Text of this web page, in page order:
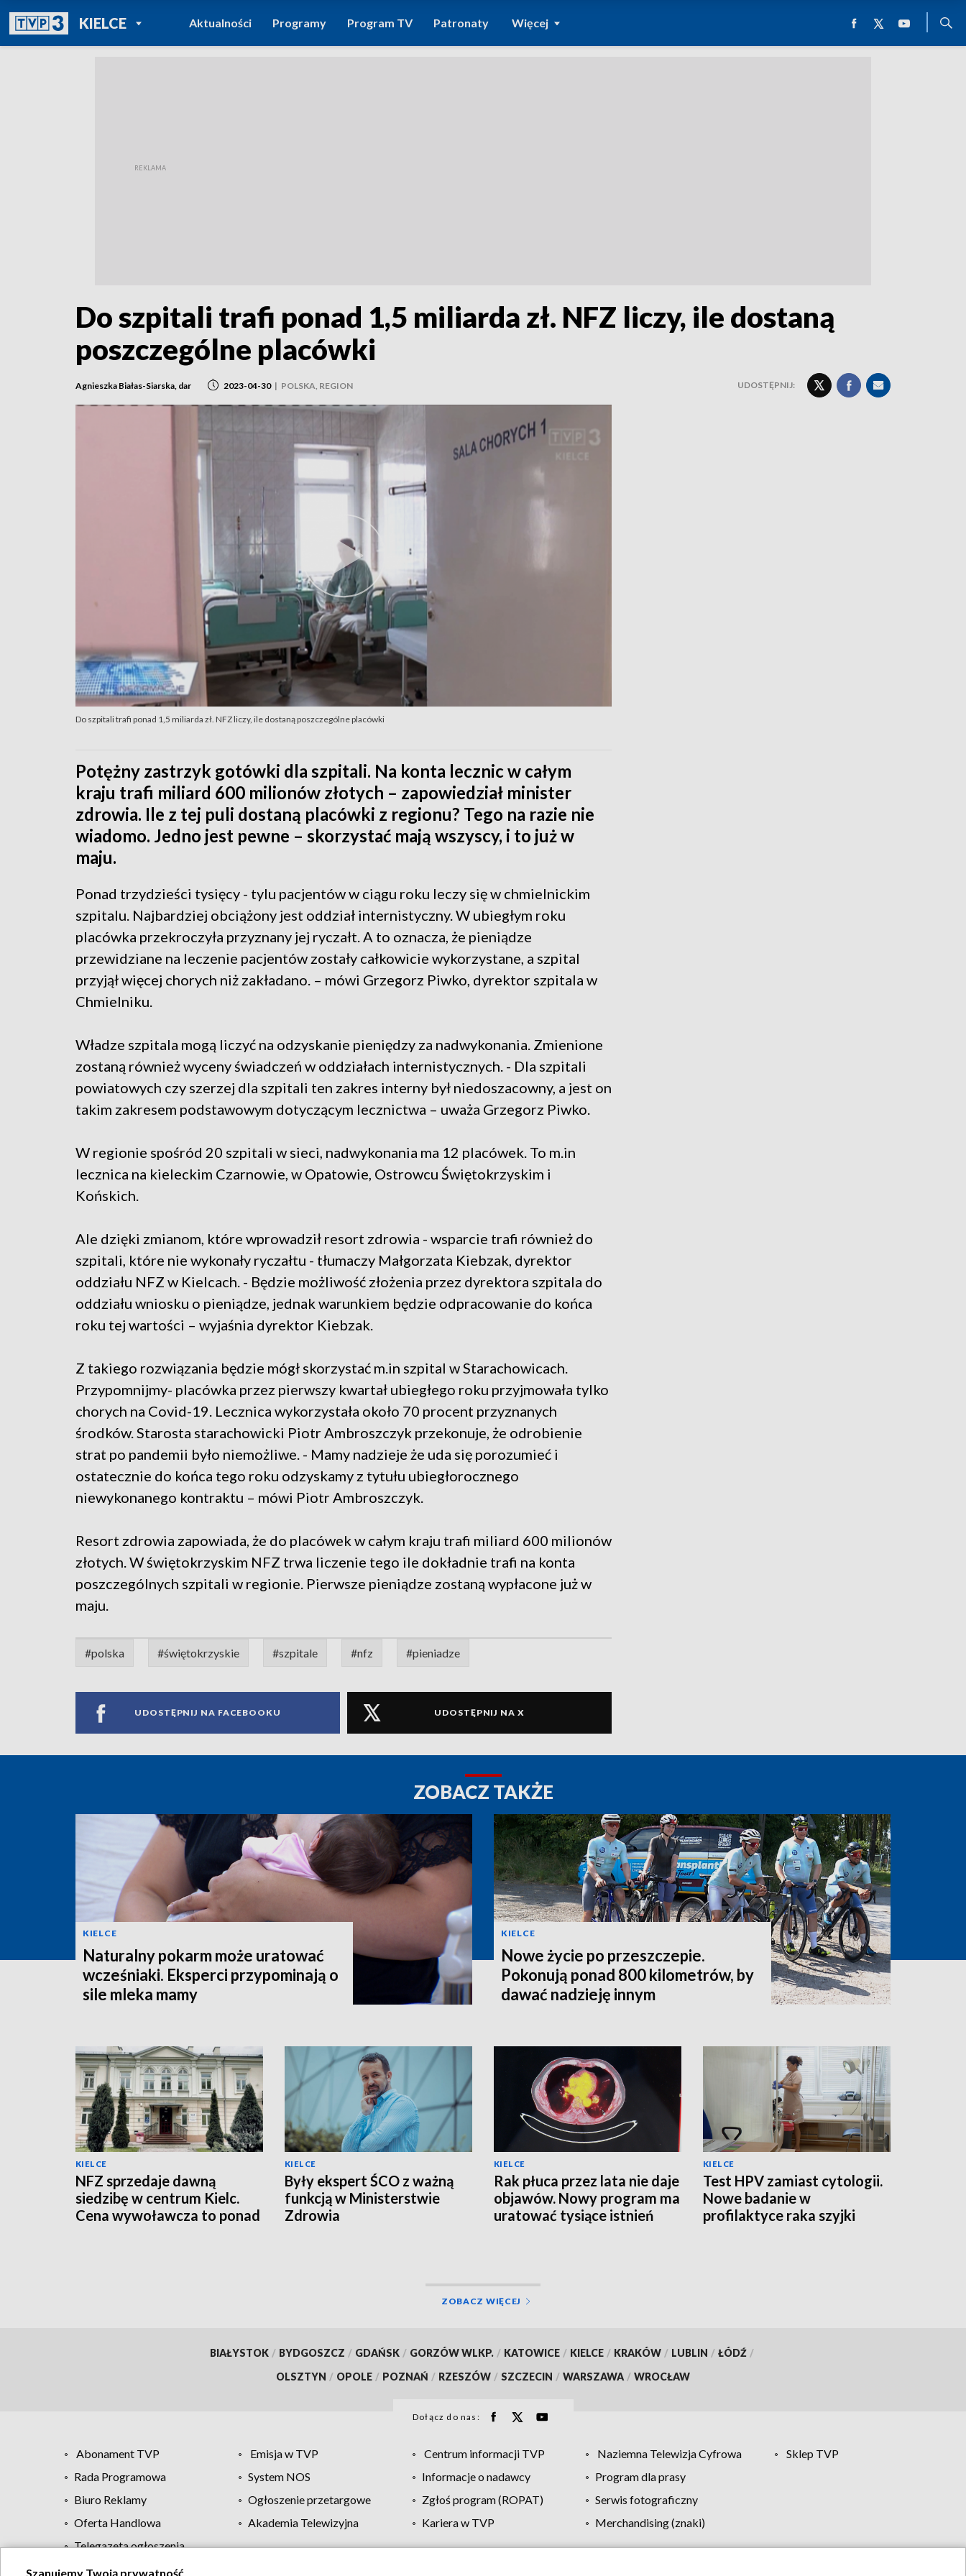
KIELCEPOWRÓT DO
TVP REGIONY
Aktualności Programy Program TV Patronaty Więcej
Do szpitali trafi ponad 1,5 miliarda zł. NFZ liczy, ile dostaną
poszczególne placówki
Agnieszka Białas-Siarska, dar 2023-04-30 | POLSKA, REGION UDOSTĘPNIJ:
Do szpitali trafi ponad 1,5 miliarda zł. NFZ liczy, ile dostaną poszczególne placówki
Potężny zastrzyk gotówki dla szpitali. Na konta lecznic w całym
kraju trafi miliard 600 milionów złotych – zapowiedział minister
zdrowia. Ile z tej puli dostaną placówki z regionu? Tego na razie nie
wiadomo. Jedno jest pewne – skorzystać mają wszyscy, i to już w
maju.
Ponad trzydzieści tysięcy - tylu pacjentów w ciągu roku leczy się w chmielnickim
szpitalu. Najbardziej obciążony jest oddział internistyczny. W ubiegłym roku
placówka przekroczyła przyznany jej ryczałt. A to oznacza, że pieniądze
przewidziane na leczenie pacjentów zostały całkowicie wykorzystane, a szpital
przyjął więcej chorych niż zakładano. – mówi Grzegorz Piwko, dyrektor szpitala w
Chmielniku.
Władze szpitala mogą liczyć na odzyskanie pieniędzy za nadwykonania. Zmienione
zostaną również wyceny świadczeń w oddziałach internistycznych. - Dla szpitali
powiatowych czy szerzej dla szpitali ten zakres interny był niedoszacowny, a jest on
takim zakresem podstawowym dotyczącym lecznictwa – uważa Grzegorz Piwko.
W regionie spośród 20 szpitali w sieci, nadwykonania ma 12 placówek. To m.in
lecznica na kieleckim Czarnowie, w Opatowie, Ostrowcu Świętokrzyskim i
Końskich.
Ale dzięki zmianom, które wprowadził resort zdrowia - wsparcie trafi również do
szpitali, które nie wykonały ryczałtu - tłumaczy Małgorzata Kiebzak, dyrektor
oddziału NFZ w Kielcach. - Będzie możliwość złożenia przez dyrektora szpitala do
oddziału wniosku o pieniądze, jednak warunkiem będzie odpracowanie do końca
roku tej wartości – wyjaśnia dyrektor Kiebzak.
Z takiego rozwiązania będzie mógł skorzystać m.in szpital w Starachowicach.
Przypomnijmy- placówka przez pierwszy kwartał ubiegłego roku przyjmowała tylko
chorych na Covid-19. Lecznica wykorzystała około 70 procent przyznanych
środków. Starosta starachowicki Piotr Ambroszczyk przekonuje, że odrobienie
strat po pandemii było niemożliwe. - Mamy nadzieje że uda się porozumieć i
ostatecznie do końca tego roku odzyskamy z tytułu ubiegłorocznego
niewykonanego kontraktu – mówi Piotr Ambroszczyk.
Resort zdrowia zapowiada, że do placówek w całym kraju trafi miliard 600 milionów
złotych. W świętokrzyskim NFZ trwa liczenie tego ile dokładnie trafi na konta
poszczególnych szpitali w regionie. Pierwsze pieniądze zostaną wypłacone już w
maju.
#polska #świętokrzyskie #szpitale #nfz #pieniadze
UDOSTĘPNIJ NA FACEBOOKU UDOSTĘPNIJ NA X
ZOBACZ TAKŻE
KIELCE
Naturalny pokarm może uratować
wcześniaki. Eksperci przypominają o
sile mleka mamy
KIELCE
Nowe życie po przeszczepie.
Pokonują ponad 800 kilometrów, by
dawać nadzieję innym
KIELCE
NFZ sprzedaje dawną
siedzibę w centrum Kielc.
Cena wywoławcza to ponad
KIELCE
Były ekspert ŚCO z ważną
funkcją w Ministerstwie
Zdrowia
KIELCE
Rak płuca przez lata nie daje
objawów. Nowy program ma
uratować tysiące istnień
KIELCE
Test HPV zamiast cytologii.
Nowe badanie w
profilaktyce raka szyjki
ZOBACZ WIĘCEJ
BIAŁYSTOK / BYDGOSZCZ / GDAŃSK / GORZÓW WLKP. / KATOWICE / KIELCE / KRAKÓW / LUBLIN / ŁÓDŹ /
OLSZTYN / OPOLE / POZNAŃ / RZESZÓW / SZCZECIN / WARSZAWA / WROCŁAW
Dołącz do nas:
Abonament TVP Emisja w TVP Centrum informacji TVP Naziemna Telewizja Cyfrowa
Sklep TVP
Rada Programowa
System NOS Informacje o nadawcy
Program dla prasy
Biuro Reklamy
Ogłoszenie przetargowe Zgłoś program (ROPAT)
Serwis fotograficzny
Oferta Handlowa
Akademia Telewizyjna Kariera w TVP
Merchandising (znaki)
Telegazeta ogłoszenia
Szanujemy Twoją prywatność